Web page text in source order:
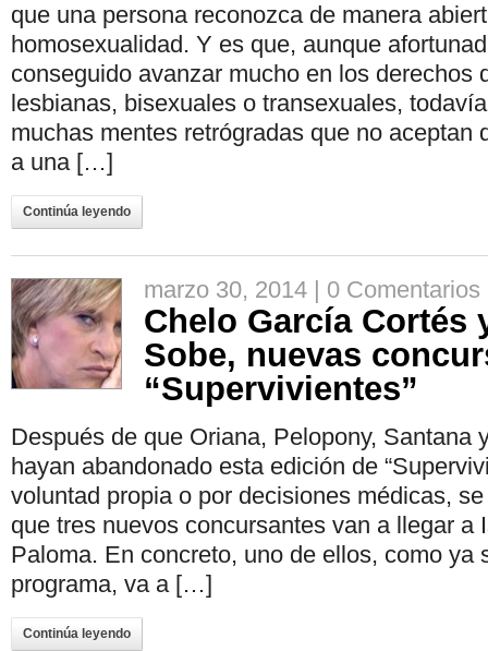
que una persona reconozca de manera
homosexualidad. Y es que, aunque
conseguido avanzar mucho en los derechos
lesbianas, bisexuales o transexuales,
muchas mentes retrógradas que no aceptan
a una […]
Continúa leyendo
marzo 30, 2014 | 0 Comentarios
Chelo García Cortés
Sobe, nuevas
“Supervivientes”
Después de que Oriana, Pelopony, Santana
hayan abandonado esta edición de
voluntad propia o por decisiones médicas,
que tres nuevos concursantes van a llegar a
Paloma. En concreto, uno de ellos, como ya
programa, va a […]
Continúa leyendo